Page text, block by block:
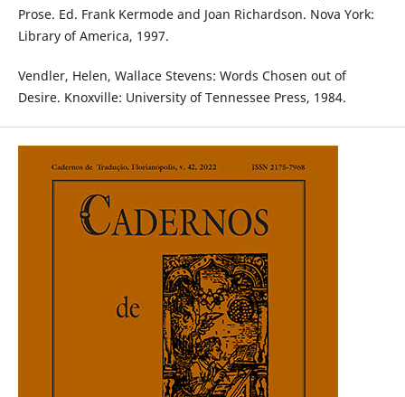
Prose. Ed. Frank Kermode and Joan Richardson. Nova York:
Library of America, 1997.
Vendler, Helen, Wallace Stevens: Words Chosen out of
Desire. Knoxville: University of Tennessee Press, 1984.